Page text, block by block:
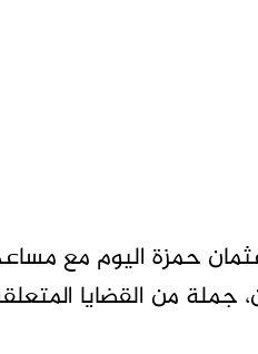
حمزة اليوم مع
من القضايا